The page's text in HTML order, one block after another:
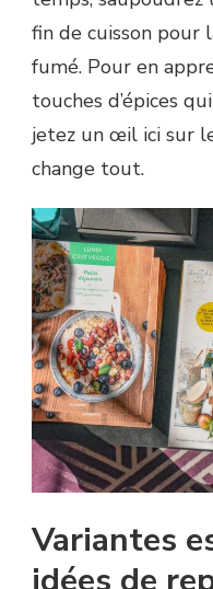
fin de cuisson pour
fumé. Pour en
touches d’épices
jetez un œil ici sur
change tout.
Variantes